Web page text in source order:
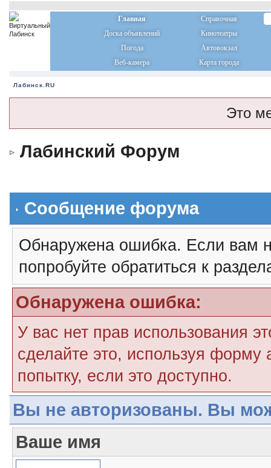
Главная
Справочная
Доска объявлений
Кинотеатры
Погода
Автовокзал
Веб-камера
Карта города
Лабинск.RU
Это
Лабинский Форум
Сообщение форума
Обнаружена ошибка. Если вам
попробуйте обратиться к
Обнаружена ошибка:
У вас нет прав использования
сделайте это, используя форму
попытку, если это доступно.
Вы не авторизованы. Вы
Ваше имя